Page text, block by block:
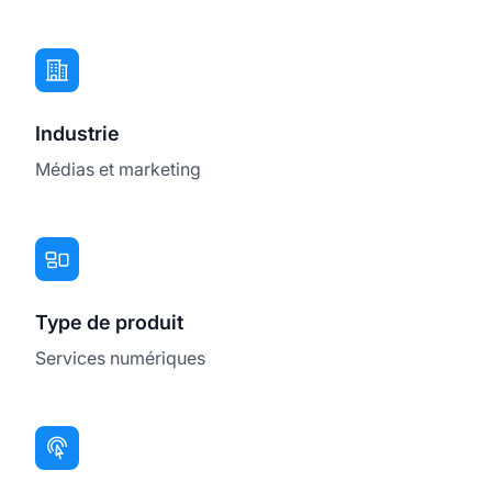
Industrie
Médias et marketing
Type de produit
Services numériques